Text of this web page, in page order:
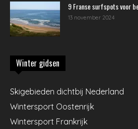
9 Franse surfspots voor
13 november 2024
Winter gidsen
Skigebieden dichtbij Nederland
Wintersport Oostenrijk
Wintersport Frankrijk